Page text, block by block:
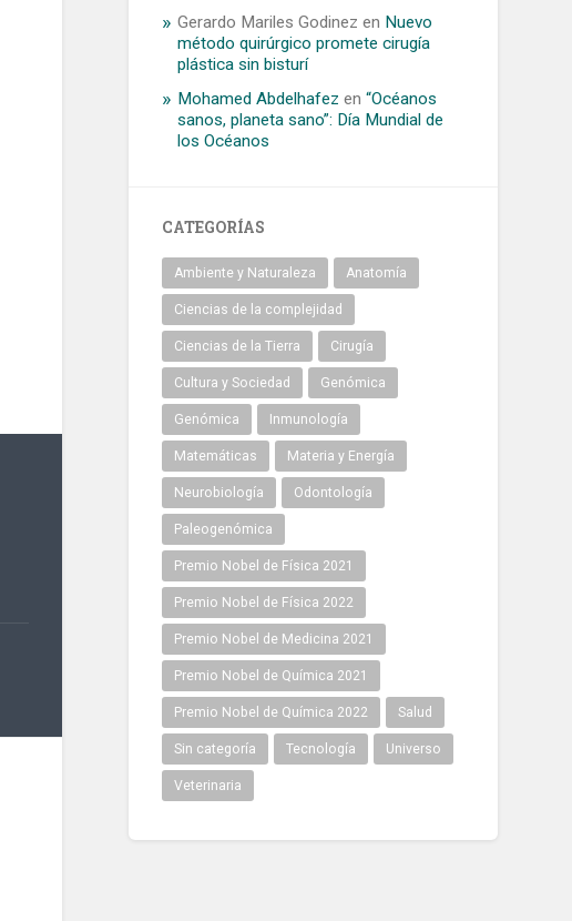
Gerardo Mariles Godinez en Nuevo
método quirúrgico promete cirugía
plástica sin bisturí
Mohamed Abdelhafez en“Océanos
sanos, planeta sano”: Día Mundial de
los Océanos
CATEGORÍAS
Ambiente y Naturaleza Anatomía
Ciencias de la complejidad
Ciencias de la Tierra Cirugía
Cultura y Sociedad Genómica
Genómica Inmunología
Matemáticas Materia y Energía
Neurobiología Odontología
Paleogenómica
Premio Nobel de Física 2021
Premio Nobel de Física 2022
Premio Nobel de Medicina 2021
Premio Nobel de Química 2021
Premio Nobel de Química 2022 Salud
Sin categoría Tecnología Universo
Veterinaria